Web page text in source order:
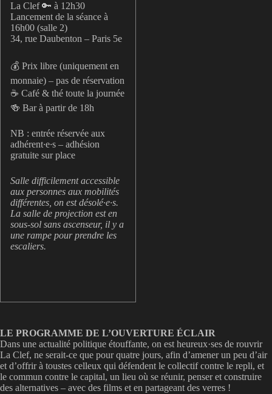
La Clef 🔑 à 12h30
Lancement de la séance à
16h00 (salle 2)
34, rue Daubenton – Paris 5e
💰 Prix libre (uniquement en
monnaie) – pas de réservation
☕️ Café & thé toute la journée
🍻 Bar à partir de 18h
NB : entrée réservée aux
adhérent·e·s – adhésion
gratuite sur place
Salle difficilement accessible
aux personnes aux mobilités
différentes, on est désolé·e·s.
La salle de projection est en
sous-sol sans ascenseur, il y a
une rampe pour prendre les
escaliers.
LE PROGRAMME DE L’OUVERTURE ÉCLAIR
Dans une actualité politique étouffante, on est heureux·ses de rouvrir
La Clef, ne serait-ce que pour quatre jours, afin d’amener un peu d’air
et d’offrir à toustes celleux qui défendent le collectif contre le repli, et
le commun contre le capital, un lieu où se réunir, penser et construire
des alternatives – avec des films et en partageant des verres !